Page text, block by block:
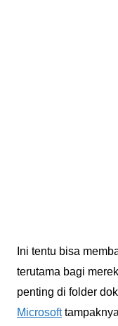
Ini tentu bisa
terutama bagi
penting di folder
Microsoft